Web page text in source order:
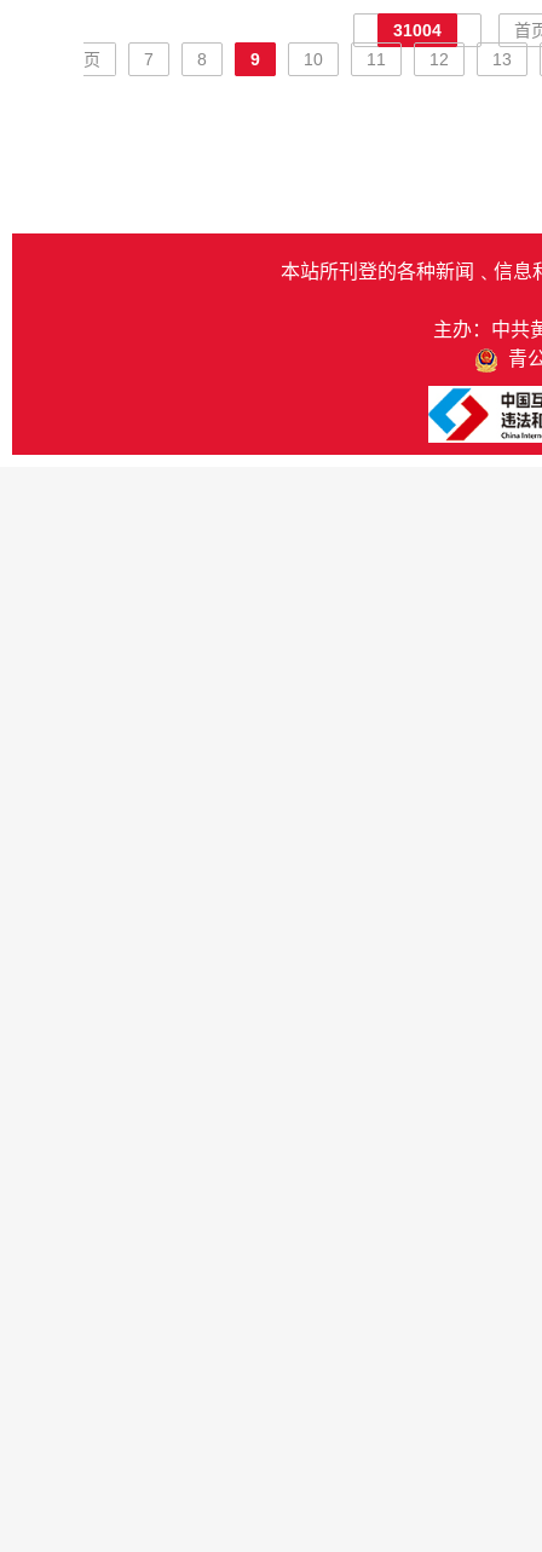
31004
首
页
7 8 9 10 11 12 13
本站所刊登的各种新闻﹑信息
主办：中共
青